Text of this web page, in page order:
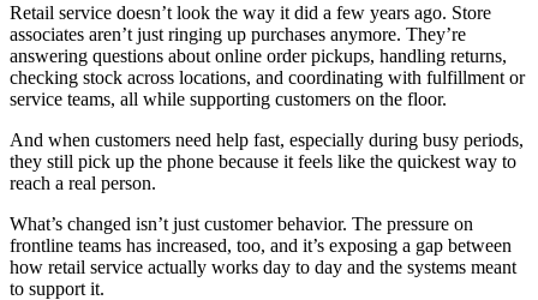
Retail service doesn’t look the way it did a few years ago. Store
associates aren’t just ringing up purchases anymore. They’re
answering questions about online order pickups, handling returns,
checking stock across locations, and coordinating with fulfillment or
service teams, all while supporting customers on the floor.
And when customers need help fast, especially during busy periods,
they still pick up the phone because it feels like the quickest way to
reach a real person.
What’s changed isn’t just customer behavior. The pressure on
frontline teams has increased, too, and it’s exposing a gap between
how retail service actually works day to day and the systems meant
to support it.